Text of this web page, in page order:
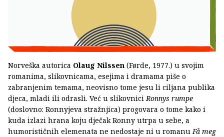
Norveška autorica Olaug Nilssen (Førde, 1977.) u svojim
romanima, slikovnicama, esejima i dramama piše o
zabranjenim temama, neovisno tome jesu li ciljana publika
djeca, mladi ili odrasli. Već u slikovniciRonnys rumpe
(doslovno: Ronnyjeva stražnjica) progovara o tome kako i
kuda izlazi hrana koju dječak Ronny utrpa u sebe, a
humorističnih elemenata ne nedostaje ni u romanuFå meg